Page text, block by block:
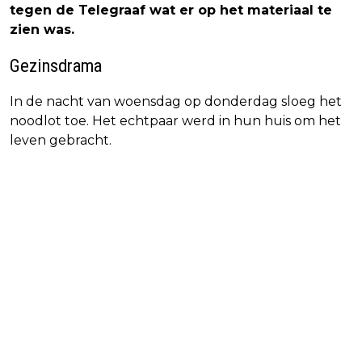
tegen de Telegraaf wat er op het materiaal te
zien was.
Gezinsdrama
In de nacht van woensdag op donderdag sloeg het
noodlot toe. Het echtpaar werd in hun huis om het
leven gebracht.